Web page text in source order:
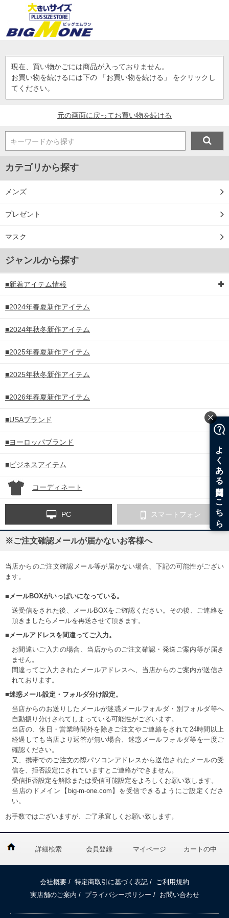
現在、買い物かごには商品が入っておりません。
お買い物を続けるには下の 「お買い物を続ける」 をクリックし
てください。
元の画面に戻ってお買い物を続ける
キーワードから探す
カテゴリから探す
メンズ
プレゼント
マスク
ジャンルから探す
■新着アイテム情報
■2024年春夏新作アイテム
■2024年秋冬新作アイテム
■2025年春夏新作アイテム
■2025年秋冬新作アイテム
■2026年春夏新作アイテム
■USAブランド
■ヨーロッパブランド
■ビジネスアイテム
コーディネート
PC スマートフォン
※ご注文確認メールが届かないお客様へ
当店からのご注文確認メール等が届かない場合、下記の可能性がござい
ます。
■メールBOXがいっぱいになっている。
送受信をされた後、メールBOXをご確認ください。その後、ご連絡を
頂きましたらメールを再送させて頂きます。
■メールアドレスを間違ってご入力。
お間違いご入力の場合、当店からのご注文確認・発送ご案内等が届き
ません。
間違ってご入力されたメールアドレスへ、当店からのご案内が送信さ
れております。
■迷惑メール設定・フォルダ分け設定。
当店からのお送りしたメールが迷惑メールフォルダ・別フォルダ等へ
自動振り分けされてしまっている可能性がございます。
当店の、休日・営業時間外を除きご注文やご連絡をされて24時間以上
経過しても当店より返答が無い場合、迷惑メールフォルダ等を一度ご
確認ください。
又、携帯でのご注文の際パソコンアドレスから送信されたメールの受
信を、拒否設定にされていますとご連絡ができません。
受信拒否設定を解除または受信可能設定をよろしくお願い致します。
当店のドメイン【big-m-one.com】を受信できるようにご設定くださ
い。
お手数ではございますが、ご了承宜しくお願い致します。
詳細検索 会員登録 マイページ カートの中
会社概要 / 特定商取引に基づく表記 /
ご利用規約
実店舗のご案内 / プライバシーポリシー / お問い合わせ